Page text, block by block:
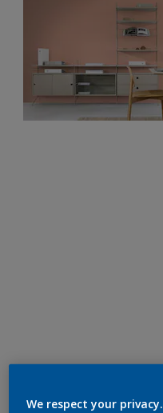
We respect your privacy.